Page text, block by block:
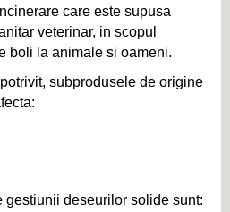
care este supusa
veterinar, in scopul
boli la animale si oameni.
subprodusele de origine
deseurilor solide sunt: